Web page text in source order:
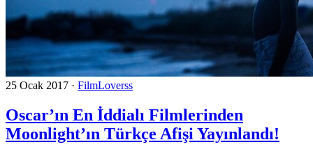
25 Ocak 2017 · FilmLoverss
Oscar’ın En İddialı Filmlerinden
Moonlight’ın Türkçe Afişi Yayınlandı!